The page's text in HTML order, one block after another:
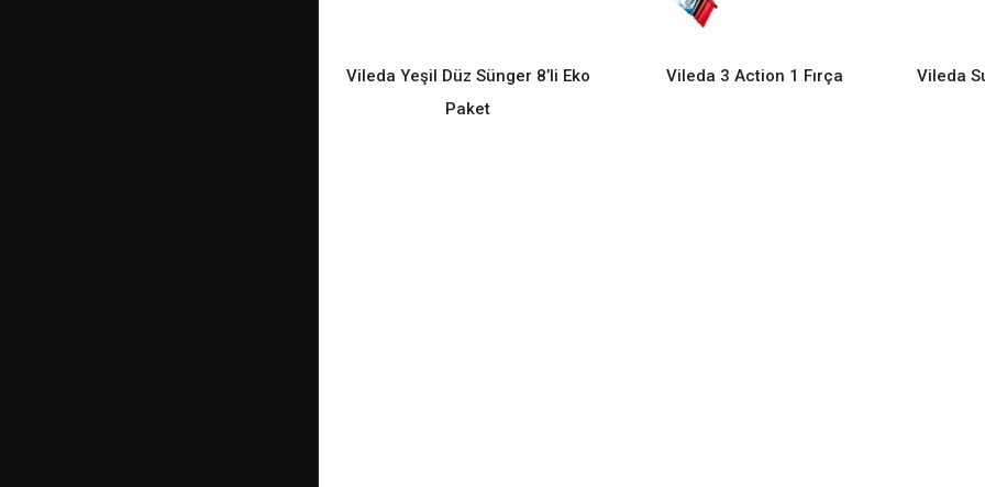
READ MORE
Vileda Yeşil Düz Sünger 8’li Eko
Paket
READ MORE
Vileda 3 Action 1 Fırça Vileda